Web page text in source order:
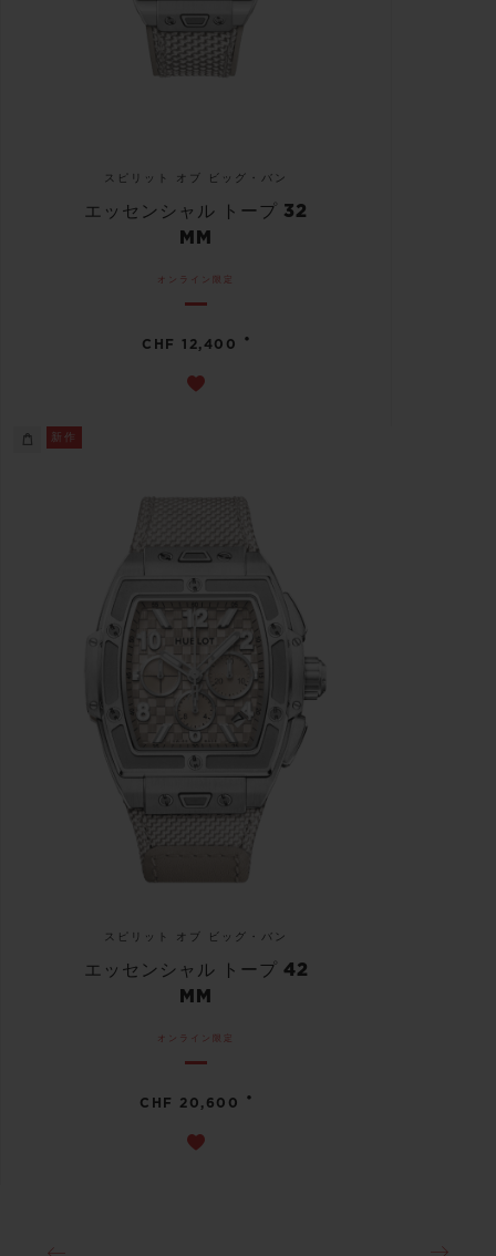
スピリット オブ ビッグ・バン
エッセンシャル トープ 32
MM
オンライン限定
CHF 12,400 •
新作
スピリット オブ ビッグ・バン
エッセンシャル トープ 42
MM
オンライン限定
CHF 20,600 •